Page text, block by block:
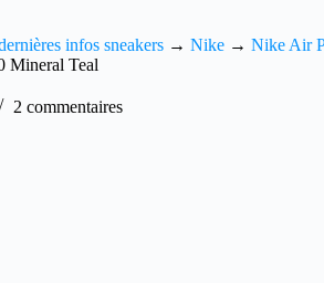
infos sneakers → Nike → Nike Air
Mineral Teal
2 commentaires